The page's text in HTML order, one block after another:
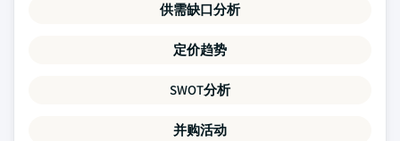
供需缺口分析
定价趋势
SWOT分析
并购活动